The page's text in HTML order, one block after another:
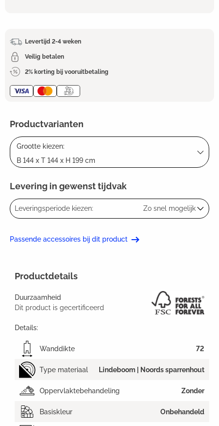
Levertijd 2-4 weken
Veilig betalen
2% korting bij vooruitbetaling
Productvarianten
Grootte kiezen:
B 144 x T 144 x H 199 cm
Levering in gewenst tijdvak
Leveringsperiode kiezen: Zo snel mogelijk
Passende accessoires bij dit product
Productdetails
Duurzaamheid
Dit product is gecertificeerd
Details:
Wanddikte 72
Type materiaal Lindeboom | Noords sparrenhout
Oppervlaktebehandeling Zonder
Basiskleur Onbehandeld